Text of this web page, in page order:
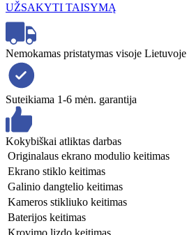
UŽSAKYTI TAISYMĄ
Nemokamas pristatymas visoje Lietuvoje
Suteikiama 1-6 mėn. garantija
Kokybiškai atliktas darbas
Originalaus ekrano modulio keitimas
Ekrano stiklo keitimas
Galinio dangtelio keitimas
Kameros stikliuko keitimas
Baterijos keitimas
Krovimo lizdo keitimas